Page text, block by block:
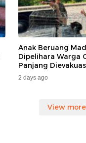
Anak Beruang
Dipelihara Warga
Panjang
Dan DAMKAR
2 days ago
View more